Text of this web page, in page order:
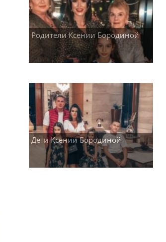
Родители Ксении Бородиной
Дети Ксении Бородиной